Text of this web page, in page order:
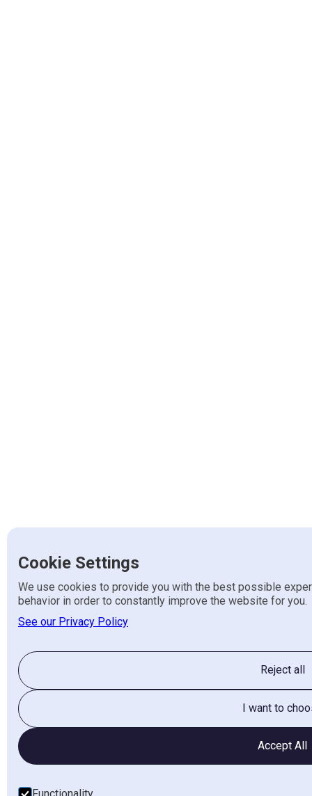
Cookie Settings
We use cookies to provide you with the best possible
behavior in order to constantly improve the website for you.
See our Privacy Policy
Reject all
I want to
Accept All